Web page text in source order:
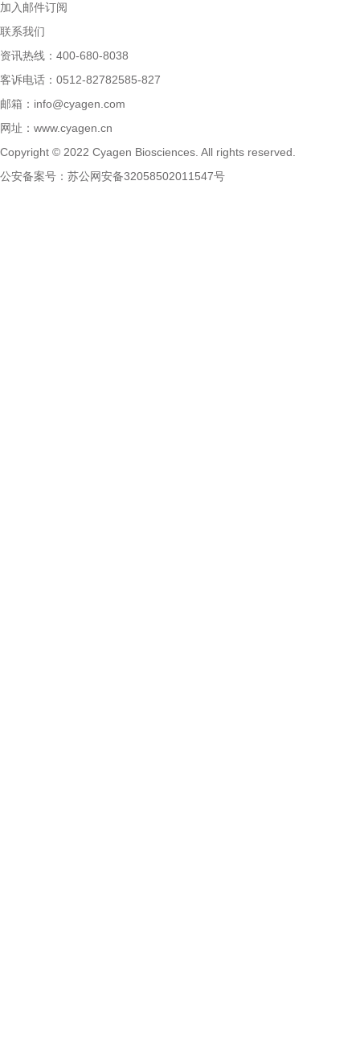
加入邮件订阅
联系我们
资讯热线：400-680-8038
客诉电话：0512-82782585-827
邮箱： info@cyagen.com
网址： www.cyagen.cn
Copyright © 2022 Cyagen Biosciences. All rights reserved.
公安备案号： 苏公网安备32058502011547号